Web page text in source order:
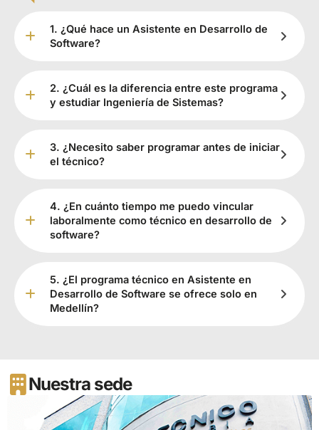
1. ¿Qué hace un Asistente en Desarrollo de
Software?
2. ¿Cuál es la diferencia entre este programa
y estudiar Ingeniería de Sistemas?
3. ¿Necesito saber programar antes de iniciar
el técnico?
4. ¿En cuánto tiempo me puedo vincular
laboralmente como técnico en desarrollo de
software?
5. ¿El programa técnico en Asistente en
Desarrollo de Software se ofrece solo en
Medellín?
Nuestra sede